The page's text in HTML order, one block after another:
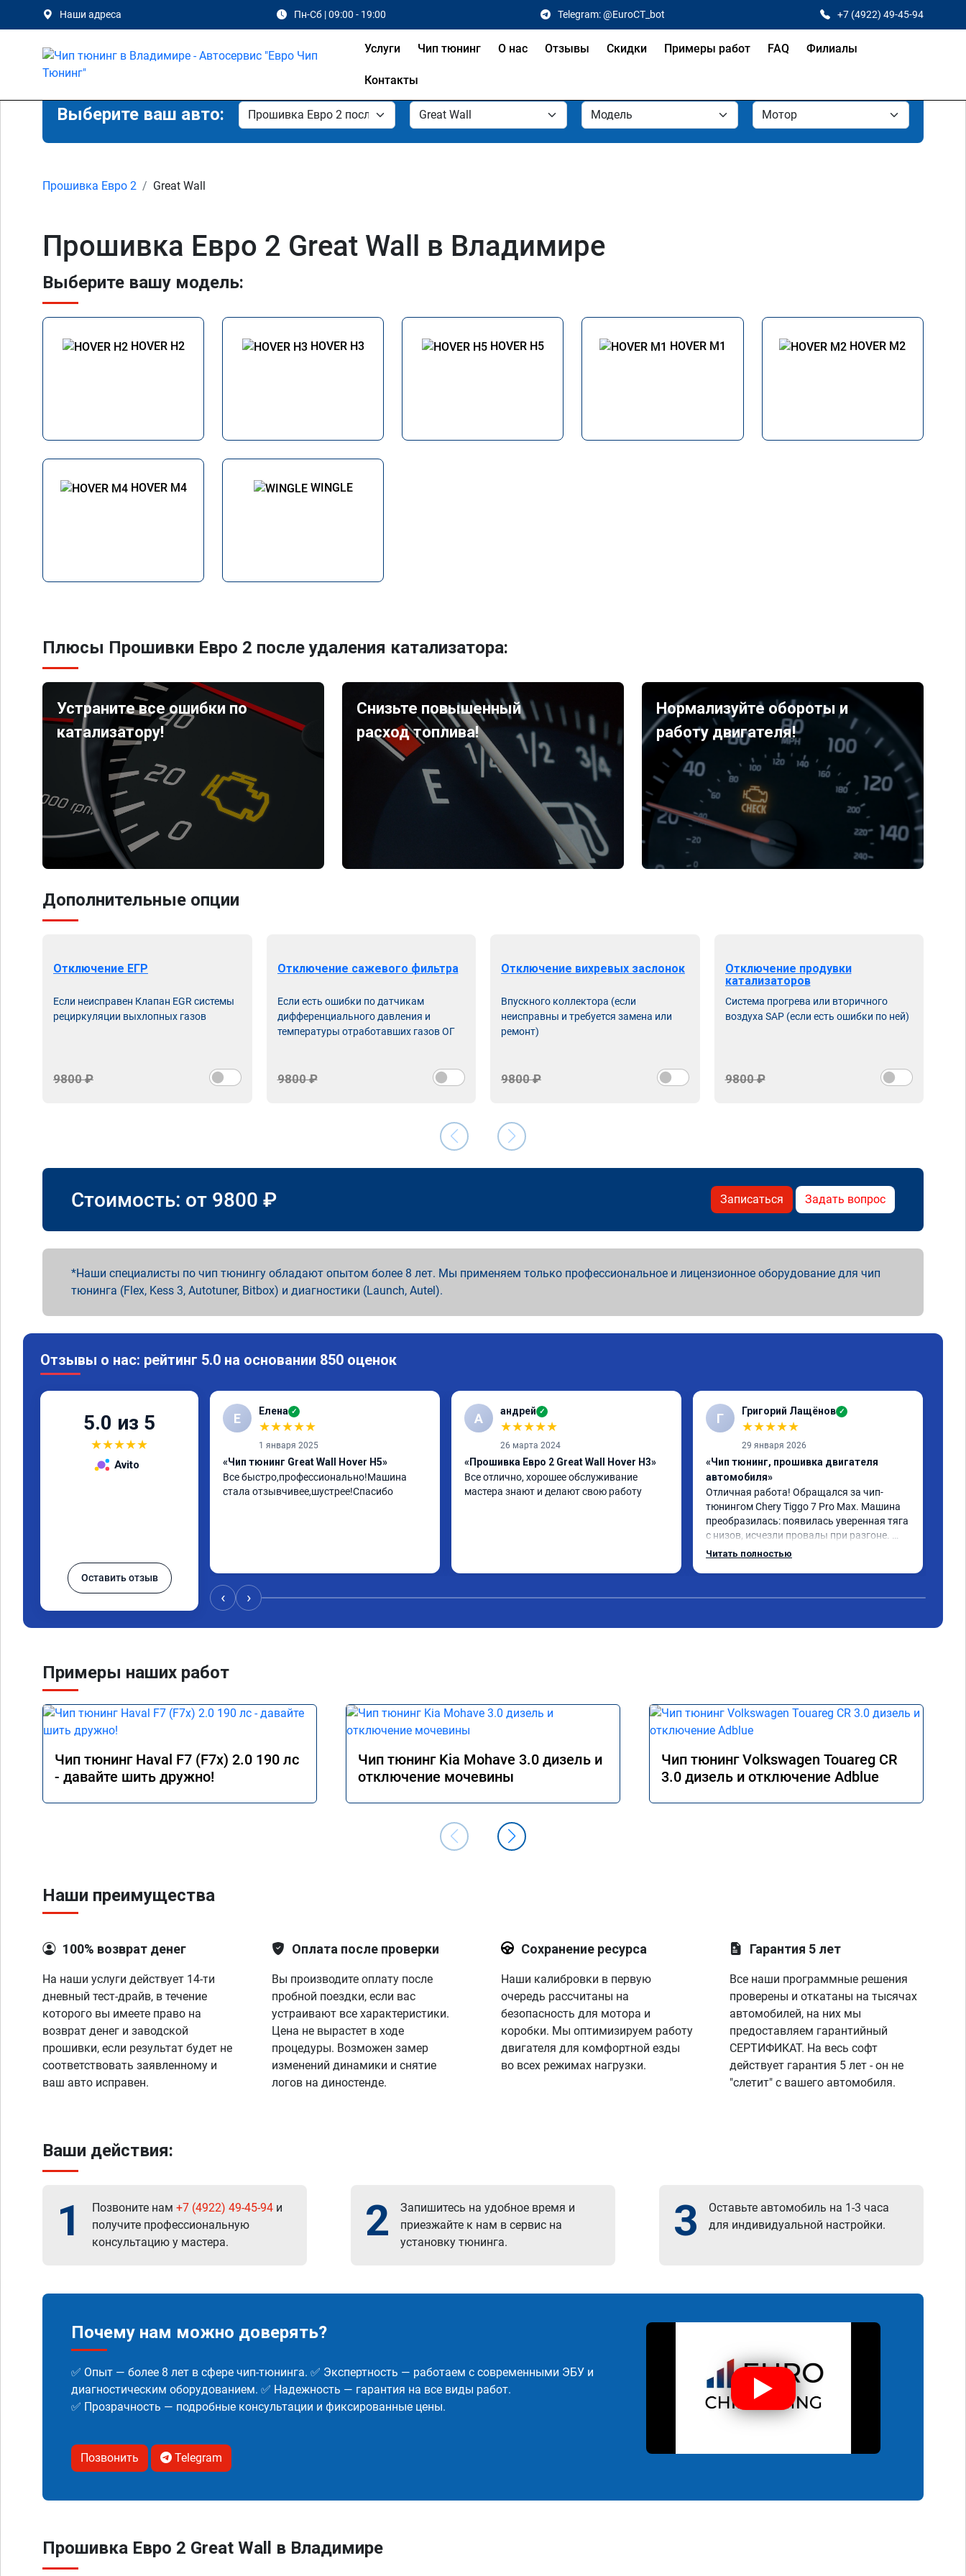
Наши адреса Пн-Сб | 09:00 - 19:00 Telegram: @EuroCT_bot +7 (4922) 49-45-94
Услуги Чип тюнинг О нас Отзывы Скидки Примеры работ FAQ Филиалы
Контакты
Выберите ваш авто:
Прошивка Евро 2 Great Wall
Прошивка Евро 2 Great Wall в Владимире
Выберите вашу модель:
HOVER H2 HOVER H3 HOVER H5 HOVER M1 HOVER M2
HOVER M4 WINGLE
Плюсы Прошивки Евро 2 после удаления катализатора:
Устраните все ошибки по
катализатору!
Снизьте повышенный
расход топлива!
Нормализуйте обороты и
работу двигателя!
Дополнительные опции
Отключение ЕГР
Если неисправен Клапан EGR системы
рециркуляции выхлопных газов
9800 ₽
Отключение сажевого фильтра
Если есть ошибки по датчикам
дифференциального давления и
температуры отработавших газов ОГ
9800 ₽
Отключение вихревых заслонок
Впускного коллектора (если
неисправны и требуется замена или
ремонт)
9800 ₽
Отключение продувки
катализаторов
Система прогрева или вторичного
воздуха SAP (если есть ошибки по ней)
9800 ₽
Стоимость: от 9800 ₽ Записаться Задать вопрос
Наши специалисты по чип тюнингу обладают опытом более 8 лет. Мы применяем только профессиональное и лицензионное оборудование для чип
тюнинга (Flex, Kess 3, Autotuner, Bitbox) и диагностики (Launch, Autel).
Отзывы о нас: рейтинг 5.0 на основании 850 оценок
5.0 из 5
★★★★★
Avito
Оставить отзыв
Е Елена ✓
★★★★★
1 января 2025
«Чип тюнинг Great Wall Hover H5»
Все быстро,профессионально!Машина
стала отзывчивее,шустрее!Спасибо
А андрей ✓
★★★★★
26 марта 2024
«Прошивка Евро 2 Great Wall Hover H3»
Все отлично, хорошее обслуживание
мастера знают и делают свою работу
Г Григорий Лащёнов ✓
★★★★★
29 января 2026
«Чип тюнинг, прошивка двигателя
автомобиля»
Отличная работа! Обращался за чип-
тюнингом Chery Tiggo 7 Pro Max. Машина
преобразилась: появилась уверенная тяга
с низов, исчезли провалы при разгоне.
Расход в спокойном режиме даже немного
Читать полностью
‹ ›
Примеры наших работ
Чип тюнинг Haval F7 (F7x) 2.0 190 лс
- давайте шить дружно!
Чип тюнинг Kia Mohave 3.0 дизель и
отключение мочевины
Чип тюнинг Volkswagen Touareg CR
3.0 дизель и отключение Adblue
Наши преимущества
100% возврат денег
На наши услуги действует 14-ти
дневный тест-драйв, в течение
которого вы имеете право на
возврат денег и заводской
прошивки, если результат будет не
соответствовать заявленному и
ваш авто исправен.
Оплата после проверки
Вы производите оплату после
пробной поездки, если вас
устраивают все характеристики.
Цена не вырастет в ходе
процедуры. Возможен замер
изменений динамики и снятие
логов на диностенде.
Сохранение ресурса
Наши калибровки в первую
очередь рассчитаны на
безопасность для мотора и
коробки. Мы оптимизируем работу
двигателя для комфортной езды
во всех режимах нагрузки.
Гарантия 5 лет
Все наши программные решения
проверены и откатаны на тысячах
автомобилей, на них мы
предоставляем гарантийный
СЕРТИФИКАТ. На весь софт
действует гарантия 5 лет - он не
"слетит" с вашего автомобиля.
Ваши действия:
1 Позвоните нам +7 (4922) 49-45-94 и
получите профессиональную
консультацию у мастера.
2
Запишитесь на удобное время и
приезжайте к нам в сервис на
установку тюнинга.
3
Оставьте автомобиль на 1-3 часа
для индивидуальной настройки.
Почему нам можно доверять?
✅ Опыт — более 8 лет в сфере чип-тюнинга. ✅ Экспертность — работаем с современными ЭБУ и
диагностическим оборудованием. ✅ Надежность — гарантия на все виды работ.
✅ Прозрачность — подробные консультации и фиксированные цены.
Позвонить Telegram
Прошивка Евро 2 Great Wall в Владимире